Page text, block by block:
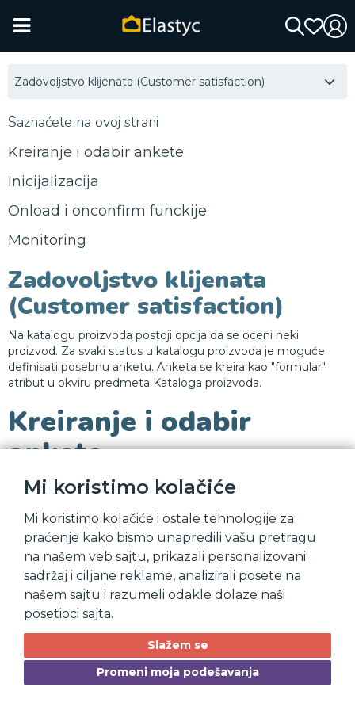
Mi koristimo kolačiće
Mi koristimo kolačiće i ostale tehnologije za
praćenje kako bismo unapredili vašu pretragu
na našem veb sajtu, prikazali personalizovani
sadržaj i ciljane reklame, analizirali posete na
našem sajtu i razumeli odakle dolaze naši
posetioci sajta.
Slažem se
Promeni moja podešavanja
Zadovoljstvo klijenata (Customer satisfaction)
Saznaćete na ovoj strani
Kreiranje i odabir ankete
Inicijalizacija
Onload i onconfirm funckije
Monitoring
Zadovoljstvo klijenata
(Customer satisfaction)
Na katalogu proizvoda postoji opcija da se oceni neki
proizvod. Za svaki status u katalogu proizvoda je moguće
definisati posebnu anketu. Anketa se kreira kao "formular"
atribut u okviru predmeta Kataloga proizvoda.
Kreiranje i odabir
ankete
Prvi korak koji treba da se odradi prilikom postavljanja anketa,
odgovarajućim statusima.
Kreiranje
Anketa se kreira tako što se u podešavanjima predmeta
"Katalog proizvoda" pod grupom atrbuti kreira "formular"
atribut.
Unutar formulara kreiraju se polja koja će se popunjavati
prilikom anketiranja. Tipovi polja koji se koriste su: text,